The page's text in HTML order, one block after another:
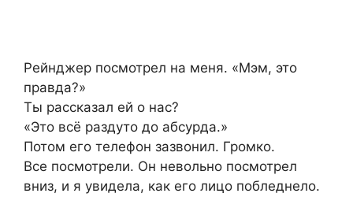
Рейнджер посмотрел на меня. «Мэм, это
правда?»
Ты рассказал ей о нас?
«Это всё раздуто до абсурда.»
Потом его телефон зазвонил. Громко.
Все посмотрели. Он невольно посмотрел
вниз, и я увидела, как его лицо побледнело.